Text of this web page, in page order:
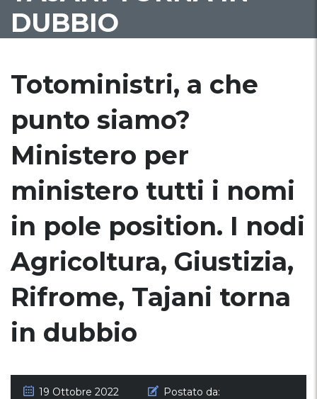
DUBBIO
Totoministri, a che
punto siamo?
Ministero per
ministero tutti i nomi
in pole position. I nodi
Agricoltura, Giustizia,
Rifrome, Tajani torna
in dubbio
19 Ottobre 2022
Postato da: